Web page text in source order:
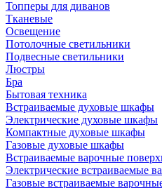
Топперы для диванов
Тканевые
Освещение
Потолочные светильники
Подвесные светильники
Люстры
Бра
Бытовая техника
Встраиваемые духовые шкафы
Электрические духовые шкафы
Компактные духовые шкафы
Газовые духовые шкафы
Встраиваемые варочные
Электрические встраиваемые
Газовые встраиваемые